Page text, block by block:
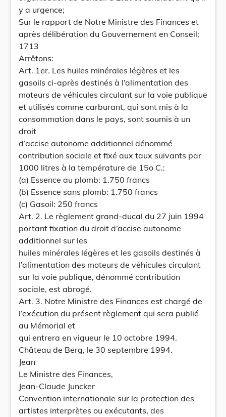
y a urgence;
Sur le rapport de Notre Ministre des Finances et
après délibération du Gouvernement en Conseil;
1713
Arrêtons:
Art. 1er. Les huiles minérales légères et les
gasoils ci-après destinés à l’alimentation des
moteurs de véhicules circulant sur la voie publique
et utilisés comme carburant, qui sont mis à la
consommation dans le pays, sont soumis à un
droit
d’accise autonome additionnel dénommé
contribution sociale et fixé aux taux suivants par
1000 litres à la température de 15o C.:
(a) Essence au plomb: 1.750 francs
(b) Essence sans plomb: 1.750 francs
(c) Gasoil: 250 francs
Art. 2. Le règlement grand-ducal du 27 juin 1994
portant fixation du droit d’accise autonome
additionnel sur les
huiles minérales légères et les gasoils destinés à
l’alimentation des moteurs de véhicules circulant
sur la voie publique, dénommé contribution
sociale, est abrogé.
Art. 3. Notre Ministre des Finances est chargé de
l’exécution du présent règlement qui sera publié
au Mémorial et
qui entrera en vigueur le 10 octobre 1994.
Château de Berg, le 30 septembre 1994.
Jean
Le Ministre des Finances,
Jean-Claude Juncker
Convention internationale sur la protection des
artistes interprètes ou exécutants, des